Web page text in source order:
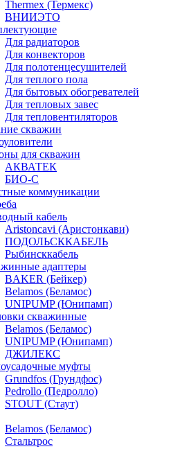
Thermex (Термекс)
ВНИИЭТО
Для радиаторов
Для конвекторов
Для полотенцесушителей
Для теплого пола
Для бытовых обогревателей
Для тепловых завес
Для тепловентиляторов
скважин
для скважин
АКВАТЕК
БИО-С
коммуникации
кабель
Aristoncavi (Аристонкави)
ПОДОЛЬСККАБЕЛЬ
Рыбинсккабель
адаптеры
BAKER (Бейкер)
Belamos (Беламос)
UNIPUMP (Юнипамп)
скважинные
Belamos (Беламос)
UNIPUMP (Юнипамп)
ДЖИЛЕКС
муфты
Grundfos (Грундфос)
Pedrollo (Педролло)
STOUT (Стаут)
Belamos (Беламос)
Стальтрос